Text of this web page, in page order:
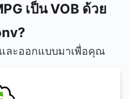
เป็น VOB ด้วย
และออกแบบมาเพื่อคุณ